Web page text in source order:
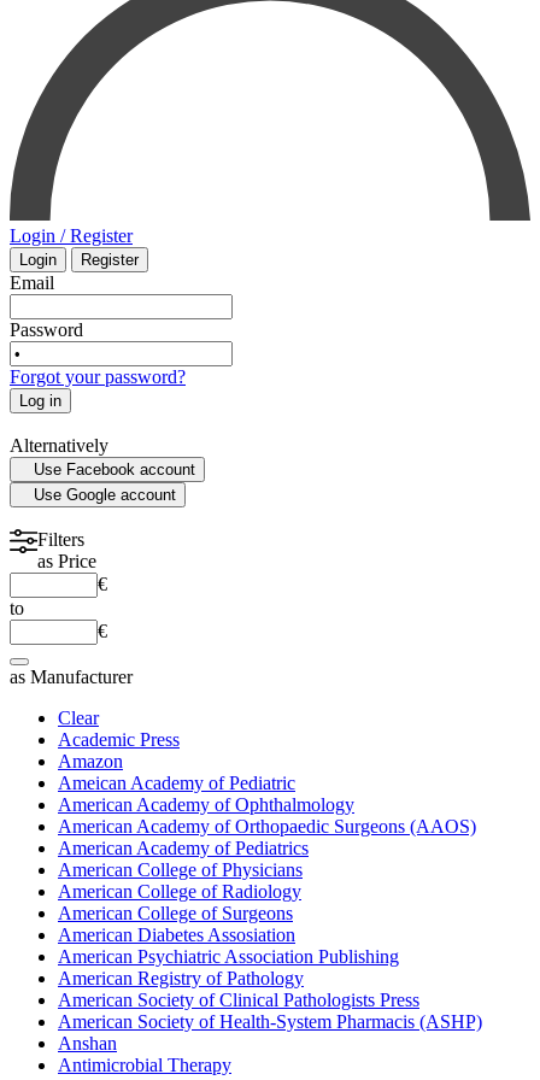
INTENSIVE CARE - EMERGENCY MEDICINE
MYCOLOGY
STATISTICS
MEDICAL MAPS
SPORTS MEDICINE
HISTORY OF MEDICINE - ANTHROPOLOGY
PHARMACOLOGY
SMALL ANIMAL
SURGERY
VETERINARY
PHYSIOLOGY
Login / Register
Login Register
Email
Password
Forgot your password?
Log in
Alternatively
Use Facebook account
Use Google account
Filters
as Price
€
to
€
as Manufacturer
Clear
Academic Press
Amazon
Ameican Academy of Pediatric
American Academy of Ophthalmology
American Academy of Orthopaedic Surgeons (AAOS)
American Academy of Pediatrics
American College of Physicians
American College of Radiology
American College of Surgeons
American Diabetes Assosiation
American Psychiatric Association Publishing
American Registry of Pathology
American Society of Clinical Pathologists Press
American Society of Health-System Pharmacis (ASHP)
Anshan
Antimicrobial Therapy